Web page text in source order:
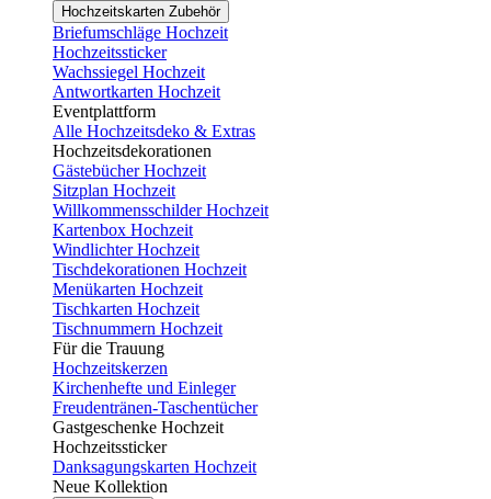
Hochzeitskarten Zubehör
Briefumschläge Hochzeit
Hochzeitssticker
Wachssiegel Hochzeit
Antwortkarten Hochzeit
Eventplattform
Alle Hochzeitsdeko & Extras
Hochzeitsdekorationen
Gästebücher Hochzeit
Sitzplan Hochzeit
Willkommensschilder Hochzeit
Kartenbox Hochzeit
Windlichter Hochzeit
Tischdekorationen Hochzeit
Menükarten Hochzeit
Tischkarten Hochzeit
Tischnummern Hochzeit
Für die Trauung
Hochzeitskerzen
Kirchenhefte und Einleger
Freudentränen-Taschentücher
Gastgeschenke Hochzeit
Hochzeitssticker
Danksagungskarten Hochzeit
Neue Kollektion